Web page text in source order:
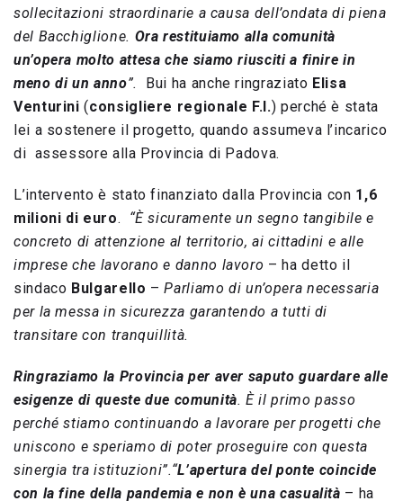
sollecitazioni straordinarie a causa dell’ondata di piena
del Bacchiglione. Ora restituiamo alla comunità
un’opera molto attesa che siamo riusciti a finire in
meno di un anno”. Bui ha anche ringraziato Elisa
Venturini (consigliere regionale F.I.) perché è stata
lei a sostenere il progetto, quando assumeva l’incarico
di assessore alla Provincia di Padova.
L’intervento è stato finanziato dalla Provincia con 1,6
milioni di euro. “È sicuramente un segno tangibile e
concreto di attenzione al territorio, ai cittadini e alle
imprese che lavorano e danno lavoro – ha detto il
sindaco Bulgarello – Parliamo di un’opera necessaria
per la messa in sicurezza garantendo a tutti di
transitare con tranquillità.
Ringraziamo la Provincia per aver saputo guardare alle
esigenze di queste due comunità. È il primo passo
perché stiamo continuando a lavorare per progetti che
uniscono e speriamo di poter proseguire con questa
sinergia tra istituzioni”.“L’apertura del ponte coincide
con la fine della pandemia e non è una casualità – ha